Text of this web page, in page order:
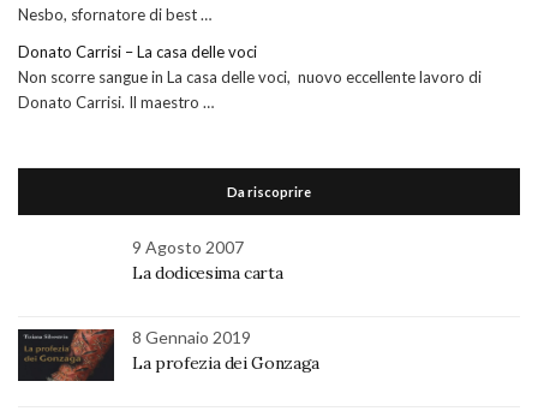
Nesbo, sfornatore di best …
Donato Carrisi – La casa delle voci
Non scorre sangue in La casa delle voci, nuovo eccellente lavoro di
Donato Carrisi. Il maestro …
Da riscoprire
9 Agosto 2007
La dodicesima carta
8 Gennaio 2019
La profezia dei Gonzaga